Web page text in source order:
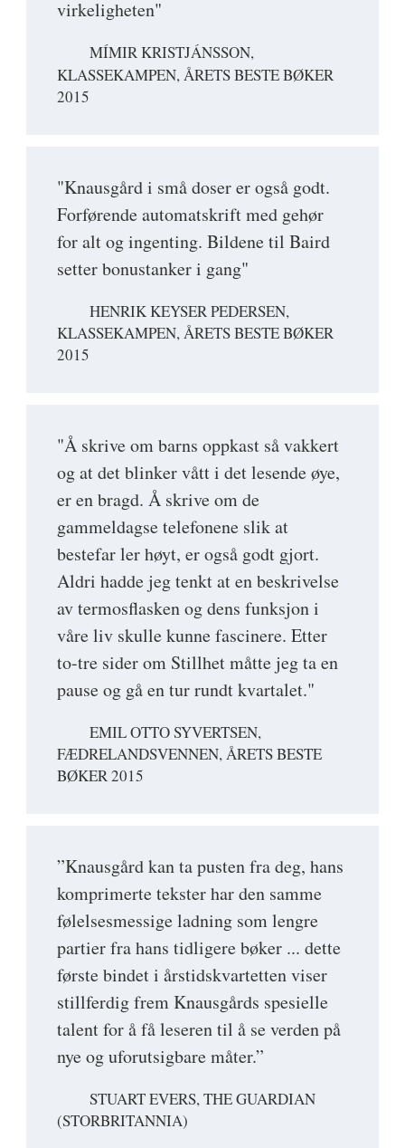
virkeligheten"
MÍMIR KRISTJÁNSSON,
KLASSEKAMPEN, ÅRETS BESTE BØKER
2015
"Knausgård i små doser er også godt.
Forførende automatskrift med gehør
for alt og ingenting. Bildene til Baird
setter bonustanker i gang"
HENRIK KEYSER PEDERSEN,
KLASSEKAMPEN, ÅRETS BESTE BØKER
2015
"Å skrive om barns oppkast så vakkert
og at det blinker vått i det lesende øye,
er en bragd. Å skrive om de
gammeldagse telefonene slik at
bestefar ler høyt, er også godt gjort.
Aldri hadde jeg tenkt at en beskrivelse
av termosflasken og dens funksjon i
våre liv skulle kunne fascinere. Etter
to-tre sider om Stillhet måtte jeg ta en
pause og gå en tur rundt kvartalet."
EMIL OTTO SYVERTSEN,
FÆDRELANDSVENNEN, ÅRETS BESTE
BØKER 2015
”Knausgård kan ta pusten fra deg, hans
komprimerte tekster har den samme
følelsesmessige ladning som lengre
partier fra hans tidligere bøker ... dette
første bindet i årstidskvartetten viser
stillferdig frem Knausgårds spesielle
talent for å få leseren til å se verden på
nye og uforutsigbare måter.”
STUART EVERS, THE GUARDIAN
(STORBRITANNIA)